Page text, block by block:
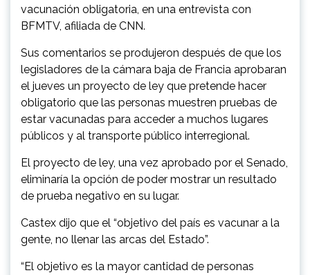
vacunación obligatoria, en una entrevista con
BFMTV, afiliada de CNN.
Sus comentarios se produjeron después de que los
legisladores de la cámara baja de Francia aprobaran
el jueves un proyecto de ley que pretende hacer
obligatorio que las personas muestren pruebas de
estar vacunadas para acceder a muchos lugares
públicos y al transporte público interregional.
El proyecto de ley, una vez aprobado por el Senado,
eliminaría la opción de poder mostrar un resultado
de prueba negativo en su lugar.
Castex dijo que el “objetivo del país es vacunar a la
gente, no llenar las arcas del Estado”.
“El objetivo es la mayor cantidad de personas